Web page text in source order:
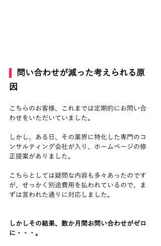
  問い合わせが減った考えられる原
因
こちらのお客様、これまでは定期的にお問い合
わせをいただいていました。
しかし、ある日、その業界に特化した専門のコ
ンサルティング会社が入り、ホームページの修
正提案がありました。
こちらとしては疑問な内容も多々あったのです
が、せっかく別途費用を払われているので、ま
ずは言われた通りに対応しました。
しかしその結果、数か月間お問い合わせがゼロ
に・・・。